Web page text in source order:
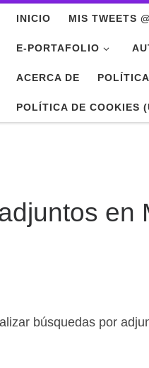
INICIO MIS TWEETS
E-PORTAFOLIO
ACERCA DE
POLÍTICA DE COOKIES
en
búsquedas por